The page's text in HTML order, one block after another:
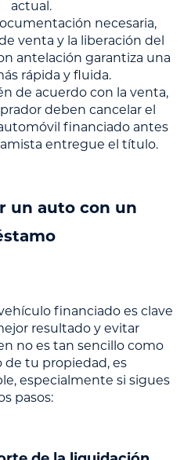
actual.
necesaria,
venta y la liberación del
antelación garantiza una
rápida y fluida.
de acuerdo con la venta,
deben cancelar el
financiado antes
entregue el título.
un auto con un
financiado es clave
resultado y evitar
no es tan sencillo como
de tu propiedad, es
especialmente si sigues
pasos: